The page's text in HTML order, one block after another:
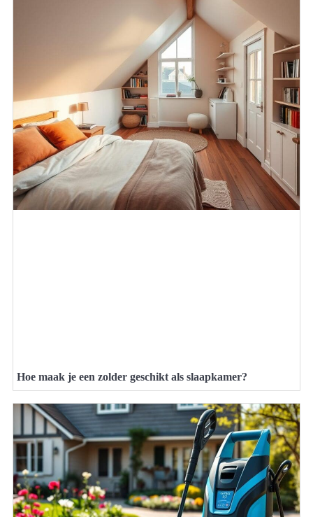
Hoe maak je een zolder geschikt als slaapkamer?